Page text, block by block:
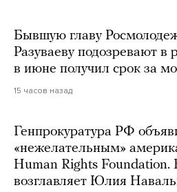
Бывшую главу
Разуваеву подозревают в
в июне получил срок за
15 часов назад
Генпрокуратура РФ
«нежелательным»
Human Rights Foundation.
возглавляет Юлия